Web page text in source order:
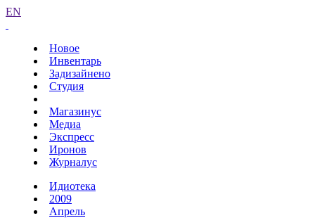
EN
Новое
Инвентарь
Задизайнено
Студия
Магазинус
Медиа
Экспресс
Иронов
Журналус
Идиотека
2009
Апрель